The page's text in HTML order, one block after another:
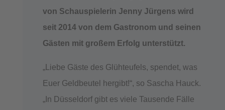
von Schauspielerin Jenny Jürgens wird
seit 2014 von dem Gastronom und seinen
Gästen mit großem Erfolg unterstützt.
„Liebe Gäste des Glühteufels, spendet, was
Euer Geldbeutel hergibt!“, so Sascha Hauck.
„In Düsseldorf gibt es viele Tausende Fälle